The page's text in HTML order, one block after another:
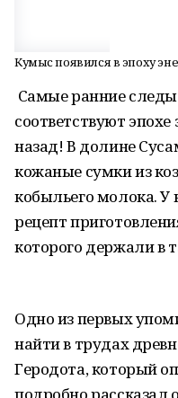
Кумыс появился в эпоху
Самые ранние
соответствуют
назад! В долине
кожаные сумки из
кобыльего молока.
рецепт
которого держали в
Одно из первых
найти в трудах
Геродота, который